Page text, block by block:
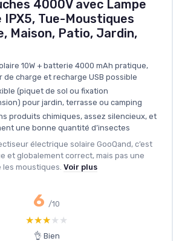
4000V avec Lampe
IPX5, Tue-Moustiques
Maison, Patio, Jardin,
10W + batterie 4000 mAh pratique,
de charge et recharge USB possible
(piquet de sol ou fixation
pour jardin, terrasse ou camping
produits chimiques, assez silencieux, et
une bonne quantité d’insectes
électrique solaire GooQand, c’est
et globalement correct, mais pas une
moustiques. Voir plus
6 /10
★★★★★
★★★★★
👌 Bien